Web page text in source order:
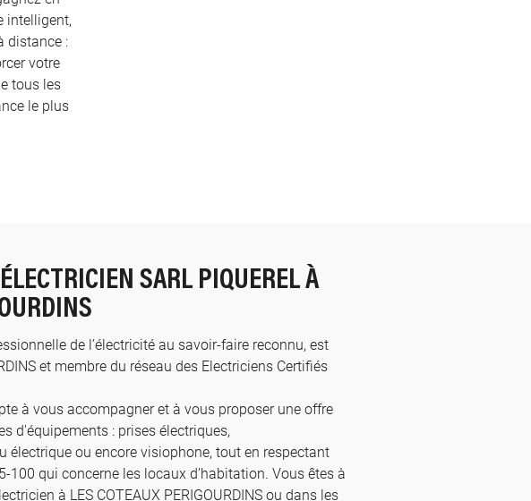
intelligent,
distance :
votre
tous les
le plus
SARL PIQUEREL À
de l’électricité au savoir-faire reconnu, est
et membre du réseau des Electriciens Certifiés
à vous accompagner et à vous proposer une offre
d'équipements : prises électriques,
électrique ou encore visiophone, tout en respectant
100 qui concerne les locaux d’habitation. Vous êtes à
à LES COTEAUX PERIGOURDINS ou dans les